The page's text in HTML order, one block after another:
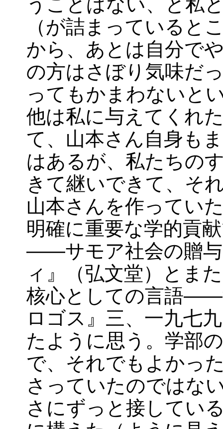
（が詰まっていると
から、あとは自分で
の方はさぼり気味だ
ってもかまわないと
他は私に与えてくれ
て、山本さん自身も
はあるが、私たちの
きて継いできて、そ
山本さんを作ってい
明確に重要な学的貢
――サモア社会の贈与
ィ』（弘文堂）とま
核心としての言語――
ロゴス』三、一九七
たように思う。学部
で、それでもよかっ
さっていたのではな
さにずっと接してい